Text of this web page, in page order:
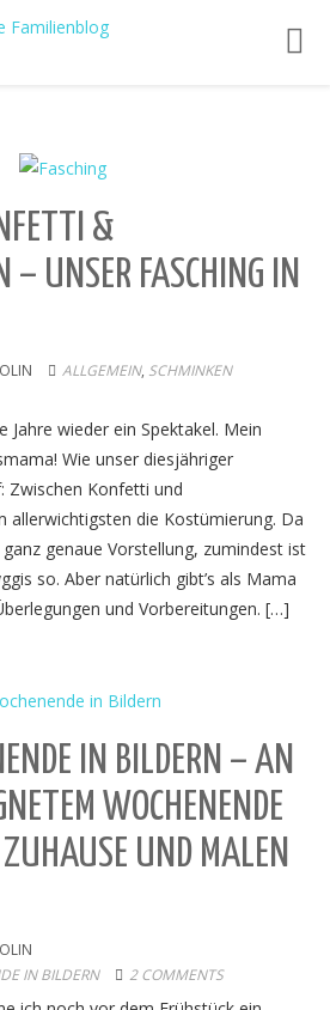
&
– UNSER FASCHING IN
ALLGEMEIN, SCHMINKEN
Jahre wieder ein Spektakel. Mein
Wie unser diesjähriger
Zwischen Konfetti und
allerwichtigsten die Kostümierung. Da
genaue Vorstellung, zumindest ist
so. Aber natürlich gibt’s als Mama
und Vorbereitungen. […]
IN BILDERN – AN
WOCHENENDE
UND MALEN
IN BILDERN 2 COMMENTS